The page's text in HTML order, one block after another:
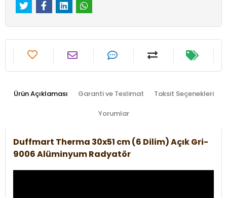
Ürün Açıklaması Garanti ve Teslimat Taksit Seçenekleri
Yorumlar
Duffmart Therma 30x51 cm (6 Dilim) Açık Gri-
9006 Alüminyum Radyatör